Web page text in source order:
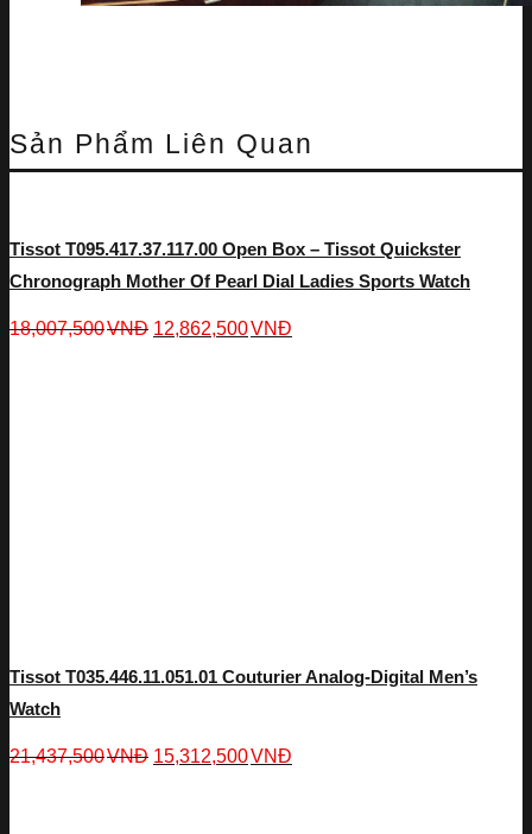
Sản Phẩm Liên Quan
Tissot T095.417.37.117.00 Open Box – Tissot Quickster
Chronograph Mother Of Pearl Dial Ladies Sports Watch
18,007,500VNĐ 12,862,500VNĐ
Tissot T035.446.11.051.01 Couturier Analog-Digital Men’s
Watch
21,437,500VNĐ 15,312,500VNĐ